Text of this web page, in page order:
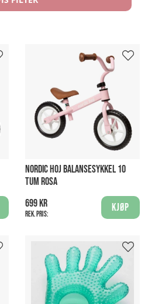
NORDIC HOJ BALANSESYKKEL 10
TUM ROSA
699 kr
Rek. pris:
Kjøp